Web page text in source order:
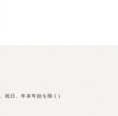
祝日、年末年始を除く)